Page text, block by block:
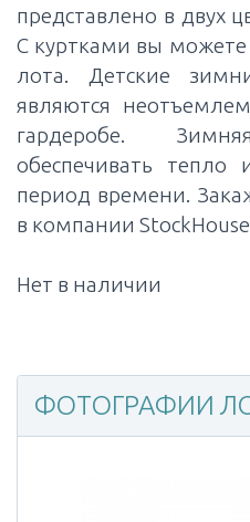
представлено в двух
С куртками вы
лота. Детские
являются
гардеробе.
обеспечивать
период времени.
в компании
Нет в наличии
ФОТОГРАФИИ